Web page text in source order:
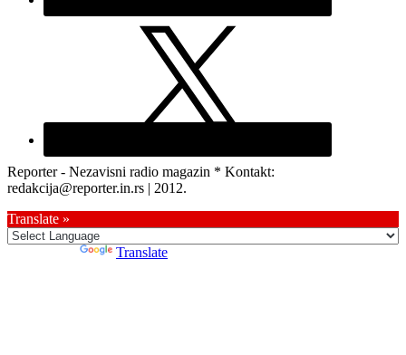
Reporter - Nezavisni radio magazin * Kontakt:
redakcija@reporter.in.rs | 2012.
Translate »
Translate